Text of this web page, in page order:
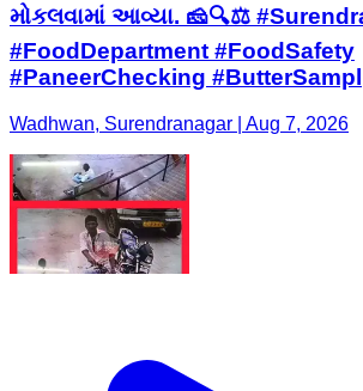
મોકલવામાં આવ્યા. 🧀🔍⚖️
#FoodDepartment #FoodSafety
#PaneerChecking #ButterSampl
Wadhwan, Surendranagar | Aug 7, 2026